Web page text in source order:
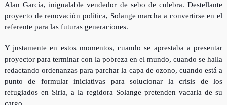
Alan García, inigualable vendedor de sebo de culebra. Destellante
proyecto de renovación política, Solange marcha a convertirse en el
referente para las futuras generaciones.
Y justamente en estos momentos, cuando se aprestaba a presentar
proyector para terminar con la pobreza en el mundo, cuando se halla
redactando ordenanzas para parchar la capa de ozono, cuando está a
punto de formular iniciativas para solucionar la crisis de los
refugiados en Siria, a la regidora Solange pretenden vacarla de su